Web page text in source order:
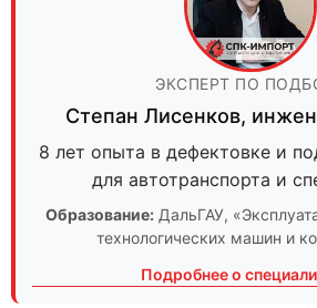
ЭКСПЕРТ ПО
Степан Лисенков,
8 лет опыта в дефектовке и
для автотранспорта и
Образование: ДальГАУ,
технологических машин и
Подробнее о